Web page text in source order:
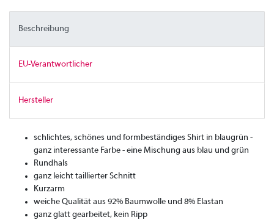
Beschreibung
EU-Verantwortlicher
Hersteller
schlichtes, schönes und formbeständiges Shirt in blaugrün -
ganz interessante Farbe - eine Mischung aus blau und grün
Rundhals
ganz leicht taillierter Schnitt
Kurzarm
weiche Qualität aus 92% Baumwolle und 8% Elastan
ganz glatt gearbeitet, kein Ripp